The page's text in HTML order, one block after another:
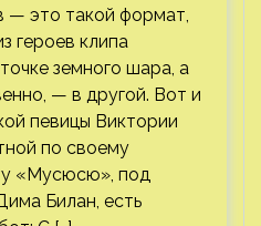
— это такой формат,
героев клипа
земного шара, а
— в другой. Вот и
певицы Виктории
по своему
«Мусюсю», под
Билан, есть